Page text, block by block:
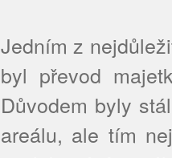
Jedním z
byl převod
Důvodem byly
areálu, ale tím